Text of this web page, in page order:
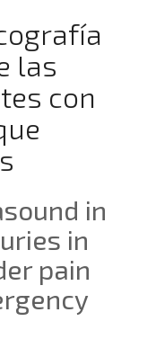
las
con
in
in
pain